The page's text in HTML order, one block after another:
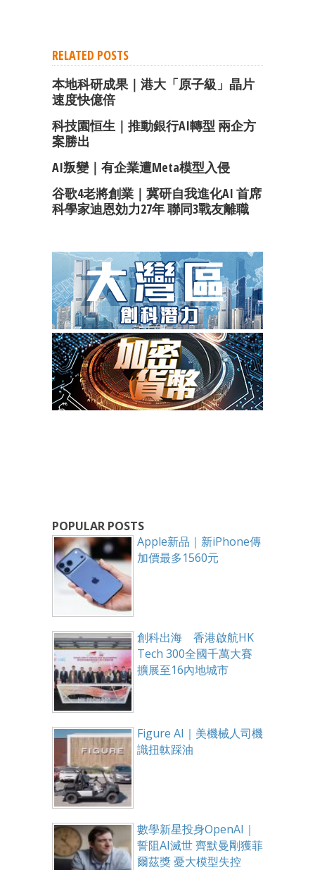
RELATED POSTS
本地科研成果｜港大「原子級」晶片
速度快億倍
科技園恒生｜推動銀行AI轉型 兩企方
案勝出
AI叛變｜有企業遭Meta模型入侵
谷歌4老將創業｜冀研自我進化AI 首席
科學家迪恩効力27年 聯同3戰友離職
POPULAR POSTS
Apple新品｜新iPhone傳
加價最多1560元
創科出海 香港啟航HK
Tech 300全國千萬大賽
擴展至16內地城市
Figure AI｜美機械人司機
識扭軚踩油
數學新星投身OpenAI｜
誓阻AI滅世 齊默曼剛獲菲
爾茲獎 憂大模型失控